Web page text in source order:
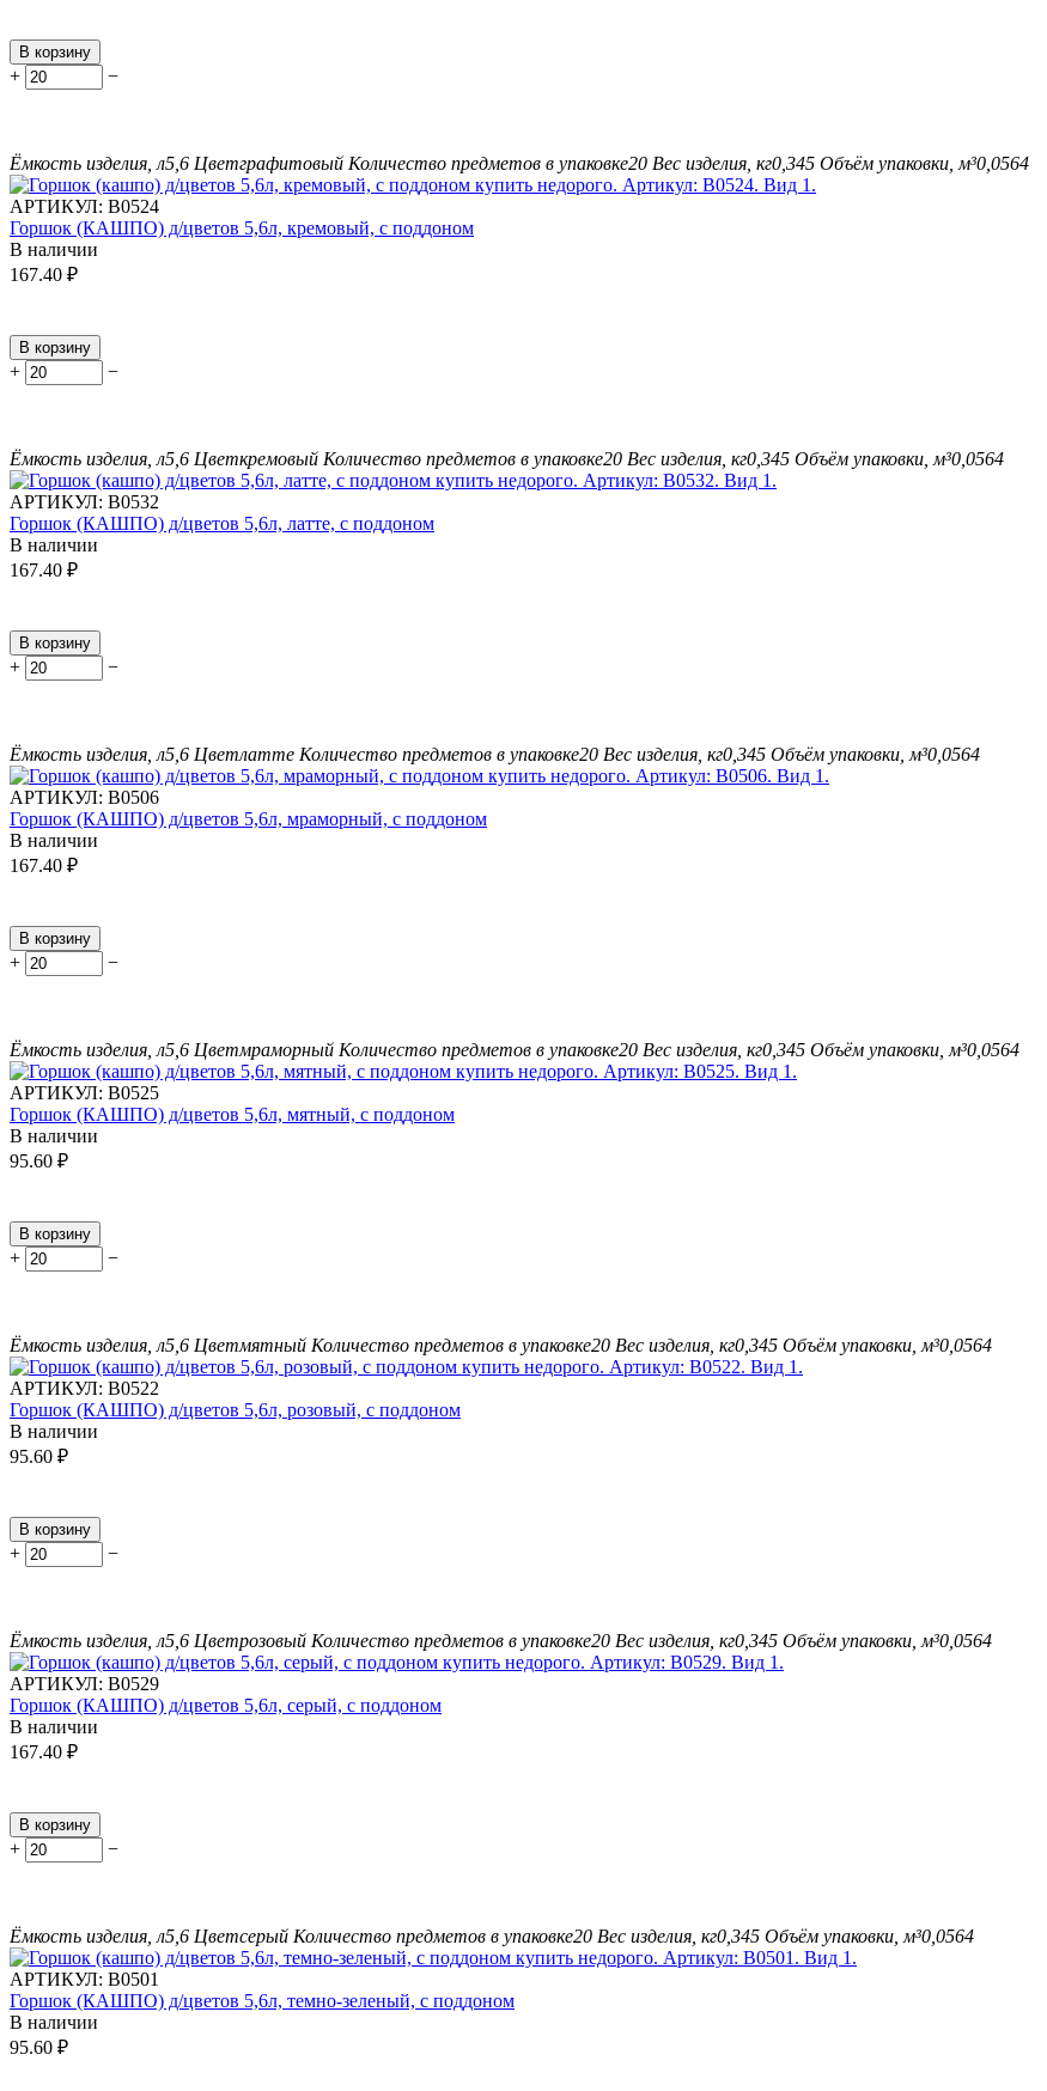
В корзину
+ −
Ёмкость изделия, л5,6 Цветграфитовый Количество предметов в упаковке20 Вес изделия, кг0,345 Объём упаковки, м³0,0564
АРТИКУЛ: В0524
Горшок (КАШПО) д/цветов 5,6л, кремовый, с поддоном
В наличии
167.40 ₽
В корзину
+ −
Ёмкость изделия, л5,6 Цветкремовый Количество предметов в упаковке20 Вес изделия, кг0,345 Объём упаковки, м³0,0564
АРТИКУЛ: В0532
Горшок (КАШПО) д/цветов 5,6л, латте, с поддоном
В наличии
167.40 ₽
В корзину
+ −
Ёмкость изделия, л5,6 Цветлатте Количество предметов в упаковке20 Вес изделия, кг0,345 Объём упаковки, м³0,0564
АРТИКУЛ: В0506
Горшок (КАШПО) д/цветов 5,6л, мраморный, с поддоном
В наличии
167.40 ₽
В корзину
+ −
Ёмкость изделия, л5,6 Цветмраморный Количество предметов в упаковке20 Вес изделия, кг0,345 Объём упаковки, м³0,0564
АРТИКУЛ: В0525
Горшок (КАШПО) д/цветов 5,6л, мятный, с поддоном
В наличии
95.60 ₽
В корзину
+ −
Ёмкость изделия, л5,6 Цветмятный Количество предметов в упаковке20 Вес изделия, кг0,345 Объём упаковки, м³0,0564
АРТИКУЛ: В0522
Горшок (КАШПО) д/цветов 5,6л, розовый, с поддоном
В наличии
95.60 ₽
В корзину
+ −
Ёмкость изделия, л5,6 Цветрозовый Количество предметов в упаковке20 Вес изделия, кг0,345 Объём упаковки, м³0,0564
АРТИКУЛ: В0529
Горшок (КАШПО) д/цветов 5,6л, серый, с поддоном
В наличии
167.40 ₽
В корзину
+ −
Ёмкость изделия, л5,6 Цветсерый Количество предметов в упаковке20 Вес изделия, кг0,345 Объём упаковки, м³0,0564
АРТИКУЛ: В0501
Горшок (КАШПО) д/цветов 5,6л, темно-зеленый, с поддоном
В наличии
95.60 ₽